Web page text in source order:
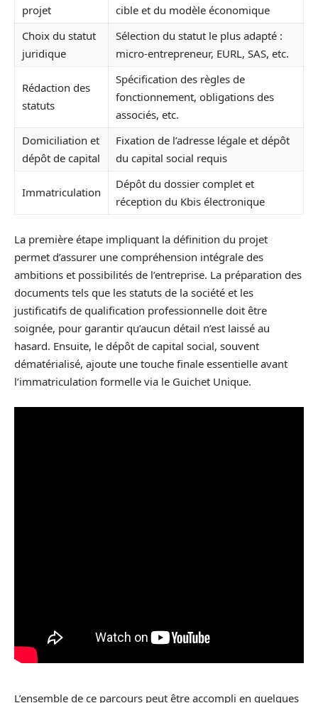
projet
cible et du modèle économique
Choix du statut
juridique
Sélection du statut le plus adapté :
micro-entrepreneur, EURL, SAS, etc.
Rédaction des
statuts
Spécification des règles de
fonctionnement, obligations des
associés, etc.
Domiciliation et
dépôt de capital
Fixation de l’adresse légale et dépôt
du capital social requis
Immatriculation
Dépôt du dossier complet et
réception du Kbis électronique
La première étape impliquant la définition du projet
permet d’assurer une compréhension intégrale des
ambitions et possibilités de l’entreprise. La préparation des
documents tels que les statuts de la société et les
justificatifs de qualification professionnelle doit être
soignée, pour garantir qu’aucun détail n’est laissé au
hasard. Ensuite, le dépôt de capital social, souvent
dématérialisé, ajoute une touche finale essentielle avant
l’immatriculation formelle via le Guichet Unique.
L’ensemble de ce parcours peut être accompli en quelques